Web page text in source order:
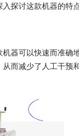
探讨这款机器的特
器可以快速而准确
而减少了人工干预